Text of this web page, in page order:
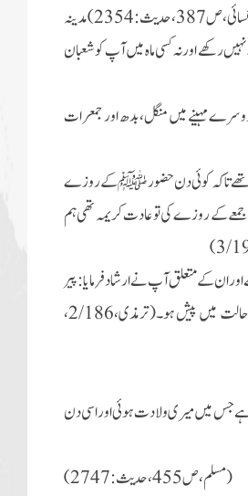
387،حدیث:2354) مدینہ
رکھے اور نہ کسی ماہ میں آپ کو شعبان
مہینے میں منگل، بدھ اور جمعرات
تاکہ کوئی دن حضور ﷺ کے روزے
کے روزے کی تو عادت کریمہ تھی ہم
ان کے متعلق آپ نے ارشاد فرمایا:پیر
اور جمعرات کو اعمال(بارگاہِ الٰہی)میں پیش کیے جاتے ہیں،لہٰذا میں چاہتا ہوں کہ میرا عمل روزے کی حالت میں پیش ہو۔(ترمذی،2/186،
جس میں میری ولادت ہوئی اور اسی دن
(مسلم،ص 455، حدیث: 2747
)